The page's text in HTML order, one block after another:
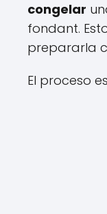
congelar
fondant.
prepararla
El proceso